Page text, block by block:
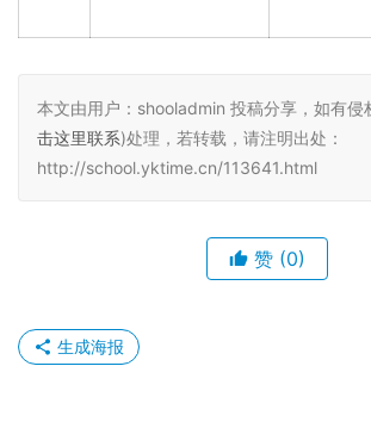
本文由用户：shooladmin 投稿分享，如有侵
击这里联系)处理，若转载，请注明出处：
http://school.yktime.cn/113641.html
赞 (0)
生成海报